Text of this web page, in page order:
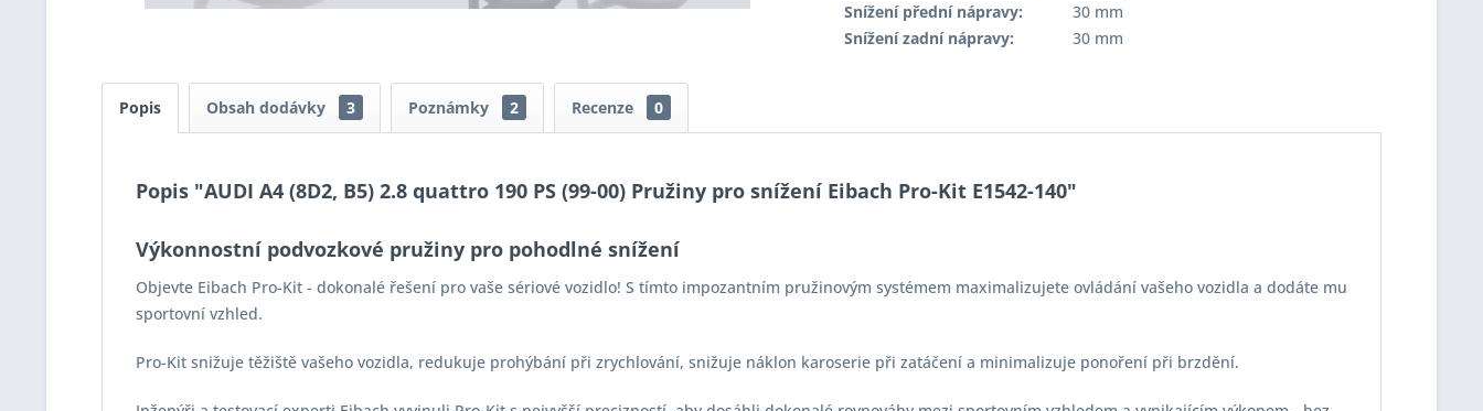
Snížení přední nápravy:
30 mm
Snížení zadní nápravy:
30 mm
Popis Obsah dodávky 3 Poznámky 2 Recenze 0
Popis "AUDI A4 (8D2, B5) 2.8 quattro 190 PS (99-00) Pružiny pro snížení Eibach Pro-Kit E1542-140"
Výkonnostní podvozkové pružiny pro pohodlné snížení
Objevte Eibach Pro-Kit - dokonalé řešení pro vaše sériové vozidlo! S tímto impozantním pružinovým systémem maximalizujete ovládání vašeho vozidla a dodáte mu
sportovní vzhled.
Pro-Kit snižuje těžiště vašeho vozidla, redukuje prohýbání při zrychlování, snižuje náklon karoserie při zatáčení a minimalizuje ponoření při brzdění.